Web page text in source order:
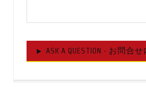
ASK A QUESTION - お問合